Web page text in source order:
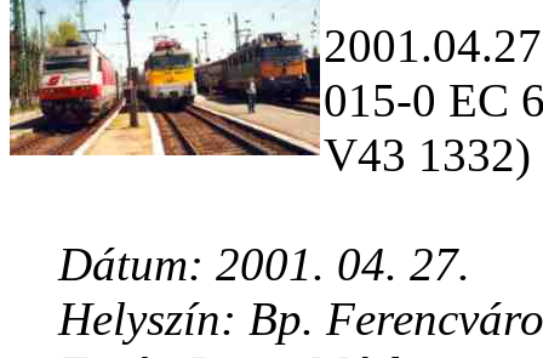
015-0 EC
V43
Dátum: 2001. 04. 27.
Helyszín: Bp.